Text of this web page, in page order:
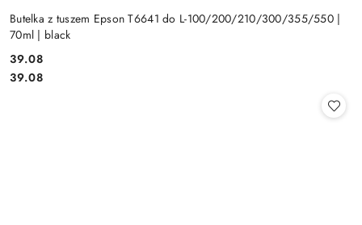
Butelka z tuszem Epson T6641 do L-100/200/210/300/355/550 |
70ml | black
Cena:
39.08
Cena:
39.08